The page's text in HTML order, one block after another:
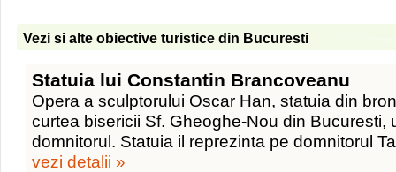
Vezi si alte obiective turistice din Bucuresti
Statuia lui Constantin Brancoveanu
Opera a sculptorului Oscar Han, statuia din
curtea bisericii Sf. Gheoghe-Nou din Bucuresti,
domnitorul. Statuia il reprezinta pe domnitorul
vezi detalii »